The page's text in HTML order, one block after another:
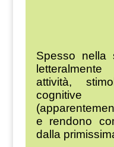
Spesso nella
attività,
cognitive
e rendono
dalla